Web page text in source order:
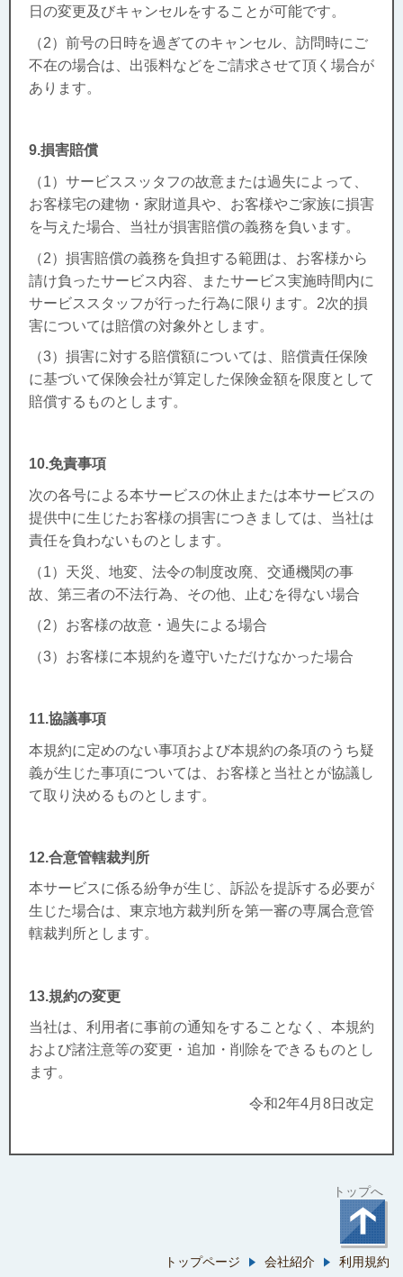
日の変更及びキャンセルをすることが可能です。
（2）前号の日時を過ぎてのキャンセル、訪問時にご
不在の場合は、出張料などをご請求させて頂く場合が
あります。
9.損害賠償
（1）サービススッタフの故意または過失によって、
お客様宅の建物・家財道具や、お客様やご家族に損害
を与えた場合、当社が損害賠償の義務を負います。
（2）損害賠償の義務を負担する範囲は、お客様から
請け負ったサービス内容、またサービス実施時間内に
サービススタッフが行った行為に限ります。2次的損
害については賠償の対象外とします。
（3）損害に対する賠償額については、賠償責任保険
に基づいて保険会社が算定した保険金額を限度として
賠償するものとします。
10.免責事項
次の各号による本サービスの休止または本サービスの
提供中に生じたお客様の損害につきましては、当社は
責任を負わないものとします。
（1）天災、地変、法令の制度改廃、交通機関の事
故、第三者の不法行為、その他、止むを得ない場合
（2）お客様の故意・過失による場合
（3）お客様に本規約を遵守いただけなかった場合
11.協議事項
本規約に定めのない事項および本規約の条項のうち疑
義が生じた事項については、お客様と当社とが協議し
て取り決めるものとします。
12.合意管轄裁判所
本サービスに係る紛争が生じ、訴訟を提訴する必要が
生じた場合は、東京地方裁判所を第一審の専属合意管
轄裁判所とします。
13.規約の変更
当社は、利用者に事前の通知をすることなく、本規約
および諸注意等の変更・追加・削除をできるものとし
ます。
令和2年4月8日改定
トップへ
トップページ 会社紹介 利用規約